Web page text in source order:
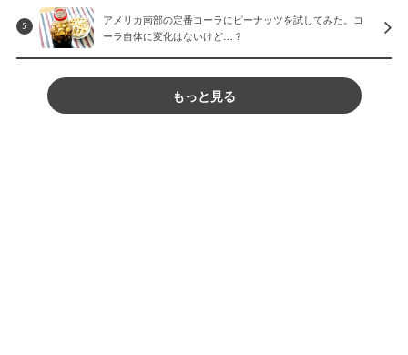
5
アメリカ南部の定番コーラにピーナッツを試してみた。コ
ーラ自体に変化はないけど…？
もっと見る